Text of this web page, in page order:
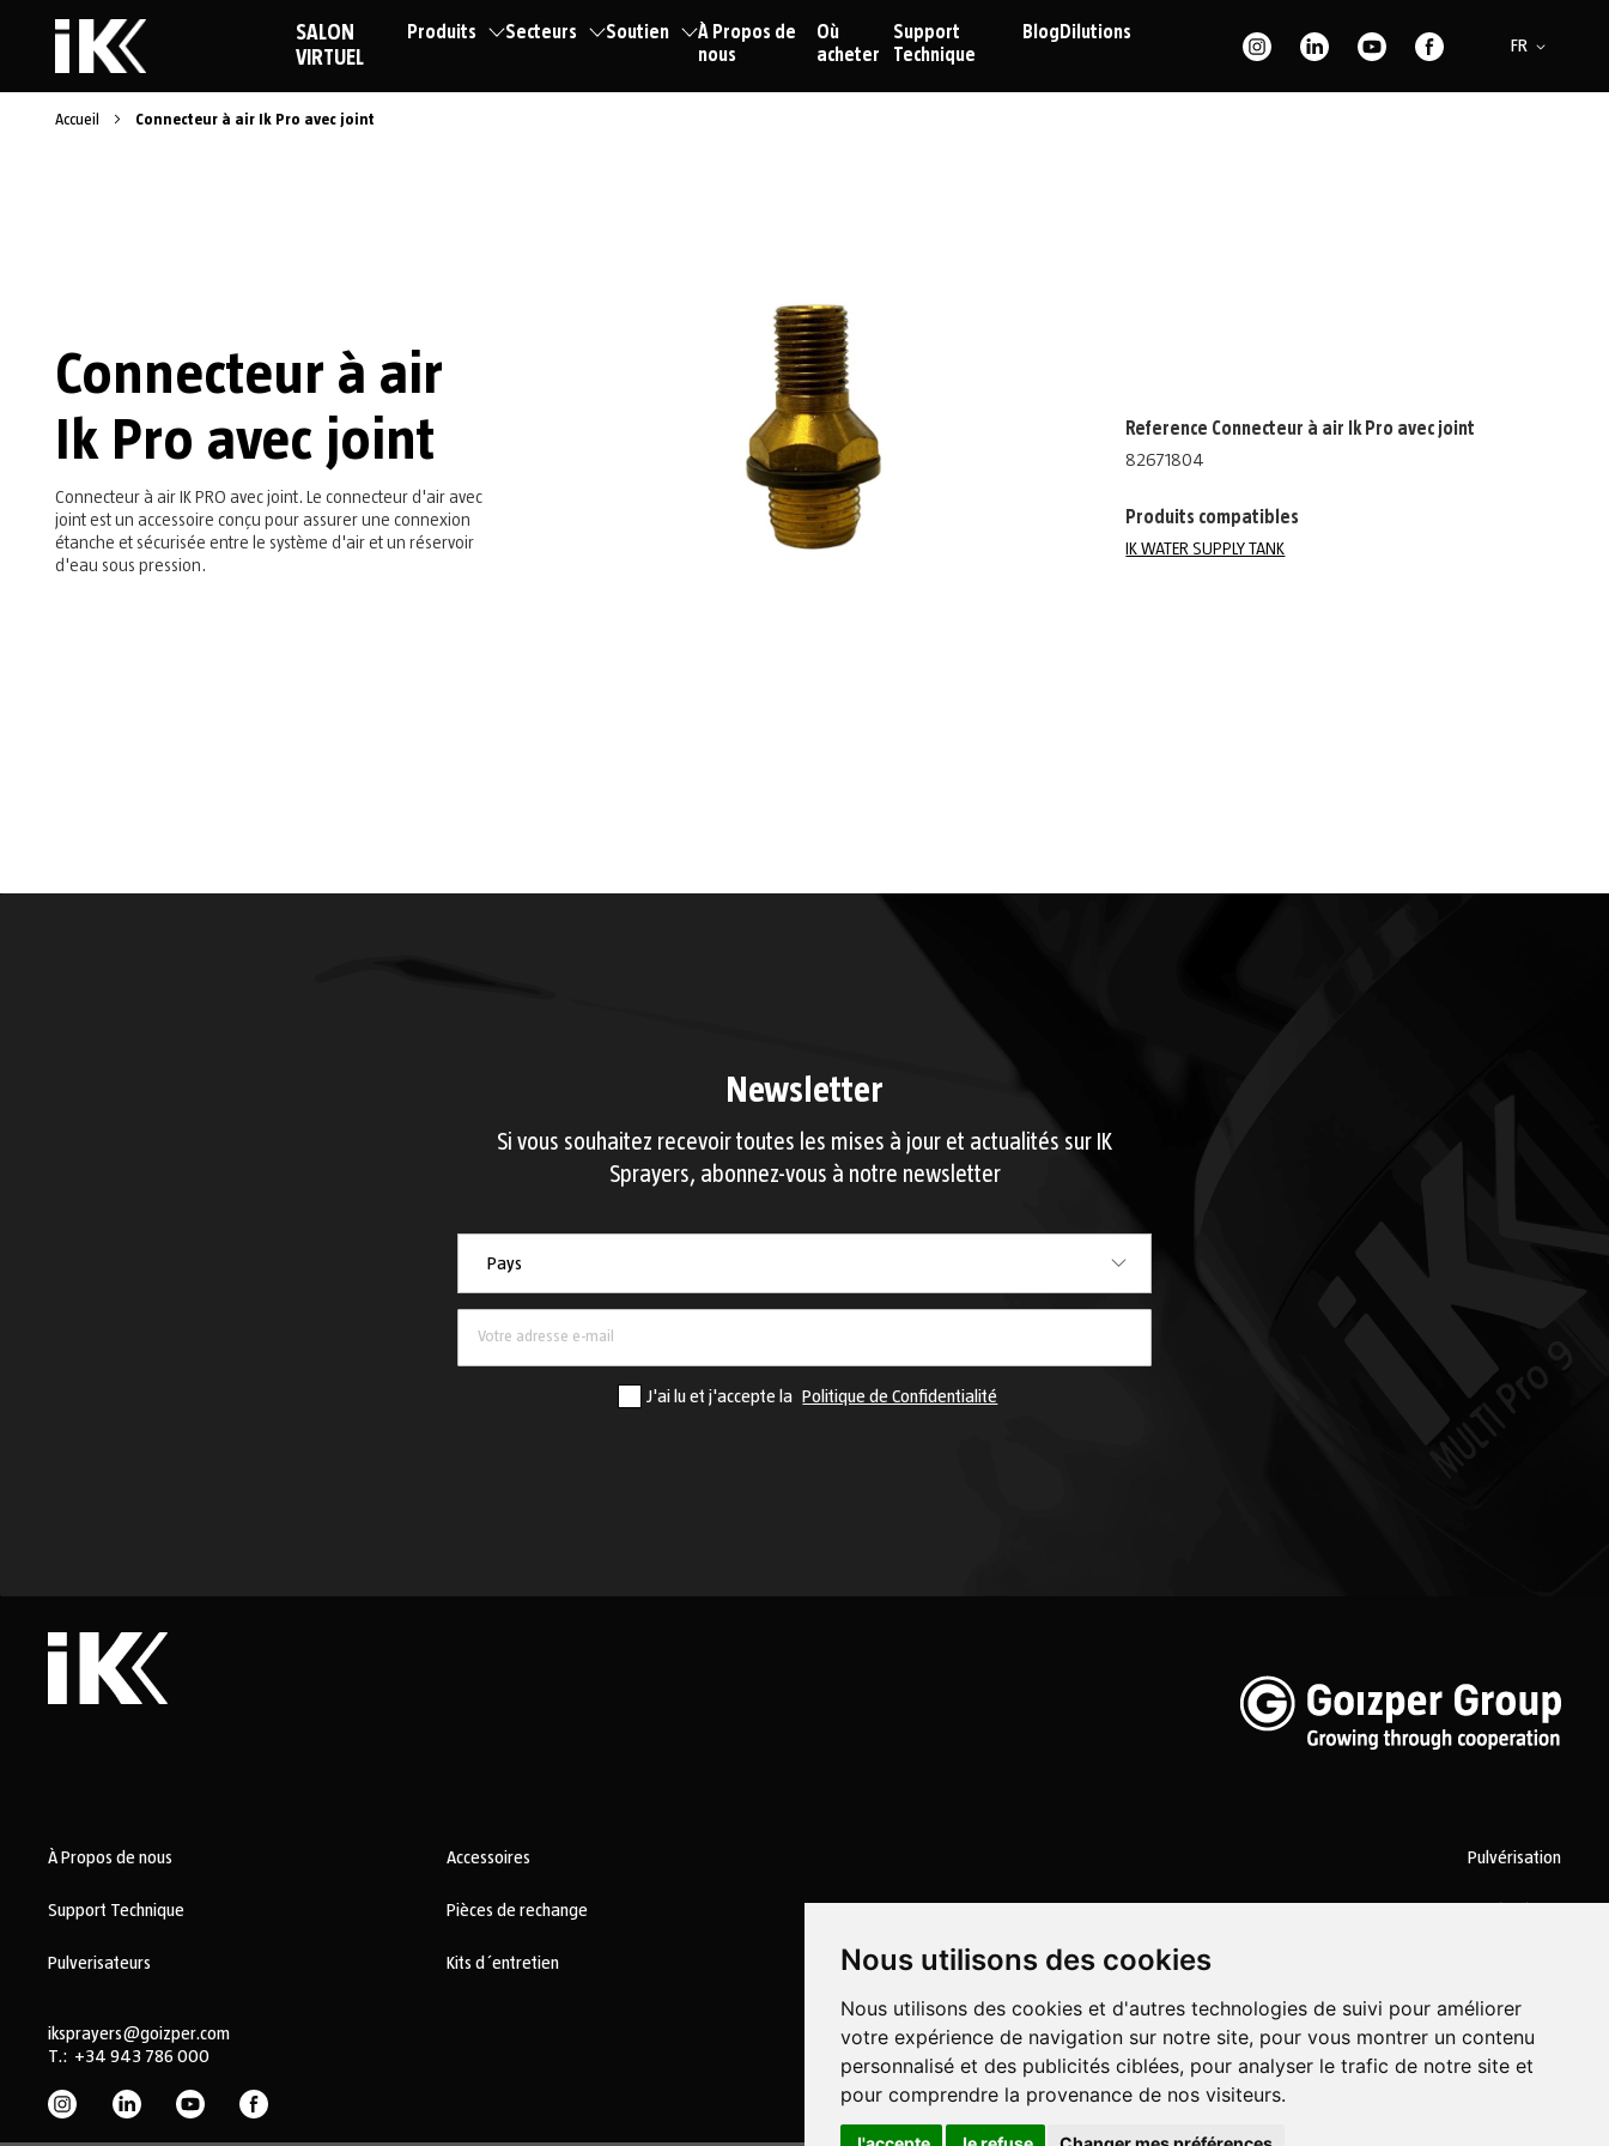
Nous utilisons des cookies
Nous utilisons des cookies et d'autres technologies de suivi pour améliorer
votre expérience de navigation sur notre site, pour vous montrer un contenu
personnalisé et des publicités ciblées, pour analyser le trafic de notre site et
pour comprendre la provenance de nos visiteurs.
SALON
VIRTUEL
Produits Secteurs Soutien
À Propos de
nous
Où
acheter
Support
Technique
Blog Dilutions
Langue
FR
Accueil Connecteur à air Ik Pro avec joint
Connecteur à air
Ik Pro avec joint
Connecteur à air IK PRO avec joint. Le connecteur d'air avec
joint est un accessoire conçu pour assurer une connexion
étanche et sécurisée entre le système d'air et un réservoir
d'eau sous pression.
Reference Connecteur à air Ik Pro avec joint
82671804
Produits compatibles
IK WATER SUPPLY TANK
Newsletter
Si vous souhaitez recevoir toutes les mises à jour et actualités sur IK
Sprayers, abonnez-vous à notre newsletter
Pays
J'ai lu et j'accepte la Politique de Confidentialité
À Propos de nous
Support Technique
Pulverisateurs
Accessoires
Pièces de rechange
Kits d´entretien
iksprayers@goizper.com
T.: +34 943 786 000
Pulvérisation
Goizper S.Coop. Antigua, 4 20577 Antzuola (Gipuzkoa) Spain